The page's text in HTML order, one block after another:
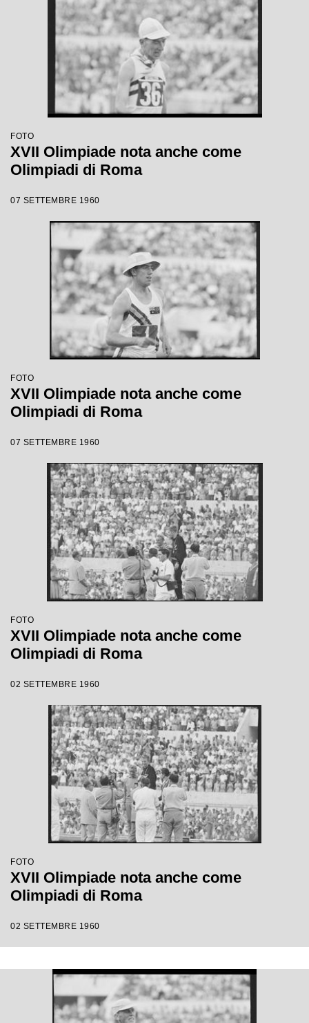
FOTO
XVII Olimpiade nota anche come
Olimpiadi di Roma
07 SETTEMBRE 1960
FOTO
XVII Olimpiade nota anche come
Olimpiadi di Roma
07 SETTEMBRE 1960
FOTO
XVII Olimpiade nota anche come
Olimpiadi di Roma
02 SETTEMBRE 1960
FOTO
XVII Olimpiade nota anche come
Olimpiadi di Roma
02 SETTEMBRE 1960